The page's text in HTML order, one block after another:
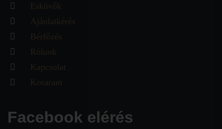
Esküvők
Ajánlatkérés
Bérfőzés
Rólunk
Kapcsolat
Kosaram
Facebook elérés